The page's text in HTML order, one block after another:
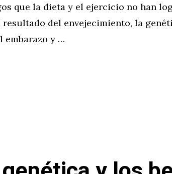
que la dieta y el ejercicio no han
resultado del envejecimiento, la
embarazo y …